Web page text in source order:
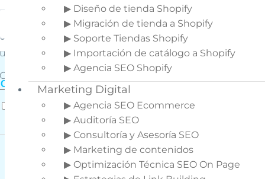
Enviamos WhatsApp para confirmar que ha llegado la
información a tu email
Introduce
un email
Confirmar email
Consentimiento*
He leído, entiendo y acepto la política de
privacidad de datos de IDX (
Información elemental sobre
protección de datos
Responsable: Los datos de carácter
▶ Diseño de tienda Shopify
▶ Migración de tienda a Shopify
▶ Soporte Tiendas Shopify
▶ Importación de catálogo a Shopify
▶ Agencia SEO Shopify
Marketing Digital
▶ Agencia SEO Ecommerce
▶ Auditoría SEO
▶ Consultoría y Asesoría SEO
▶ Marketing de contenidos
▶ Optimización Técnica SEO On Page